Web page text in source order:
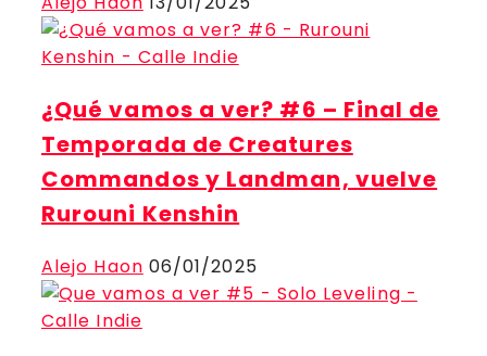
¿Qué vamos a ver? #6 – Final de
Temporada de Creatures
Commandos y Landman, vuelve
Rurouni Kenshin
Alejo Haon 06/01/2025